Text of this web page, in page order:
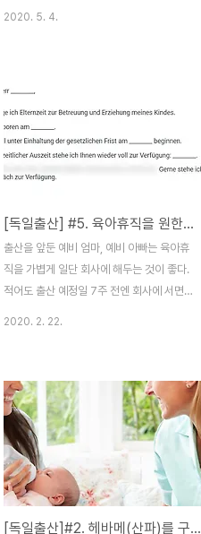
겔트 신청용, 엘턴겔트 신청용, 무터샤프트겔
트용으로 총 3부가 나옵니다.(이 3가지 출생
증명서는 다른 목적으로 사용되어질 수 없습
니다) 하지만 우리는 한국국적을 소유했으므
로, 추후 아이의 여권 발급신청 시 제출할 1부
에서 출생한 아이의 여권 발급 신청시, 출생
증명서 원본을 제출해야하기 때문입니다. 물
론 향후에 출생증명서를 재발급 받을 순 있으
나, 한번 신청하..
2020. 5. 4.
[독일출산] #5. 육아휴직을 원한다면 회사에 미리 고지하기
출산을 앞둔 예비 엄마, 예비 아빠는 육아휴
직을 가볍게 일단 회사에 해두는 것이 좋다.
적어도 출산 예정일 7주 전엔 회사에 서면으
부터 서명이 들어가있는 확인서를 받는다. 이
렇게 상호간 합의된 내용을 서면으로 교환해
야 한다. 예비 엄마의 경우, 출산예정일 6주
전엔 'Mutterschutzgesetz 라는 엄마 보
호법'으로 인해 휴직을 시작할 수 있고, 월급
은 100% 받을 수 있다. 그 후 육아휴직, 즉
Elternzeit를 시작하는 것이 일반적이다.본
2020. 2. 22.
[독일출산]#2. 헤바메(산파)를 구하는 건 하늘의 별따기